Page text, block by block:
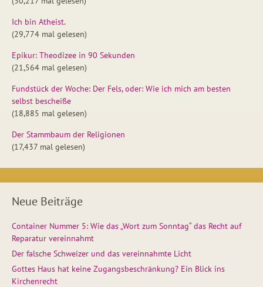
Ich bin Atheist.
(29,774 mal gelesen)
Epikur: Theodizee in 90 Sekunden
(21,564 mal gelesen)
Fundstück der Woche: Der Fels, oder: Wie ich mich am besten
selbst bescheiße
(18,885 mal gelesen)
Der Stammbaum der Religionen
(17,437 mal gelesen)
Neue Beiträge
Container Nummer 5: Wie das „Wort zum Sonntag“ das Recht auf
Reparatur vereinnahmt
Der falsche Schweizer und das vereinnahmte Licht
Gottes Haus hat keine Zugangsbeschränkung? Ein Blick ins
Kirchenrecht